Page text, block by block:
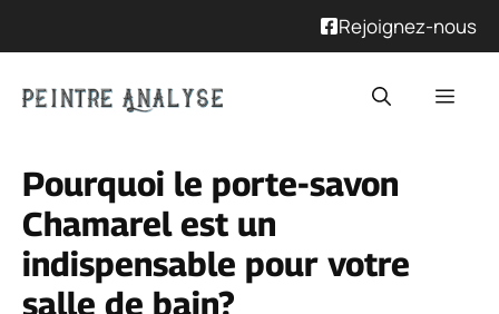
Rejoignez-nous
Pourquoi le porte-savon
Chamarel est un
indispensable pour votre
salle de bain?